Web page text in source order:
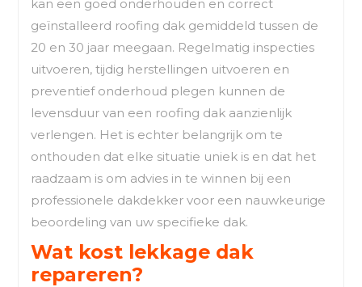
kan een goed onderhouden en correct
geïnstalleerd roofing dak gemiddeld tussen de
20 en 30 jaar meegaan. Regelmatig inspecties
uitvoeren, tijdig herstellingen uitvoeren en
preventief onderhoud plegen kunnen de
levensduur van een roofing dak aanzienlijk
verlengen. Het is echter belangrijk om te
onthouden dat elke situatie uniek is en dat het
raadzaam is om advies in te winnen bij een
professionele dakdekker voor een nauwkeurige
beoordeling van uw specifieke dak.
Wat kost lekkage dak
repareren?